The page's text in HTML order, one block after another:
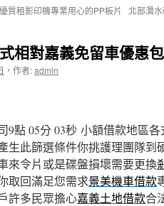
質租影印機專業用心的PP板片
北部潛
相對嘉義免留車優惠
， 作者:admin
9點 05分 03秒 小額借款地區
生此篩選條件你挑護理團隊到
來令片或是碟盤損壞需要更換
取回滿足您需求景美機車借款
許多民眾擔心嘉義土地借款合